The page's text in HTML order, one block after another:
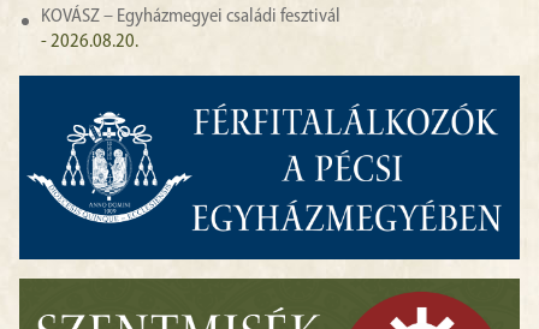
KOVÁSZ – Egyházmegyei családi fesztivál
- 2026.08.20.